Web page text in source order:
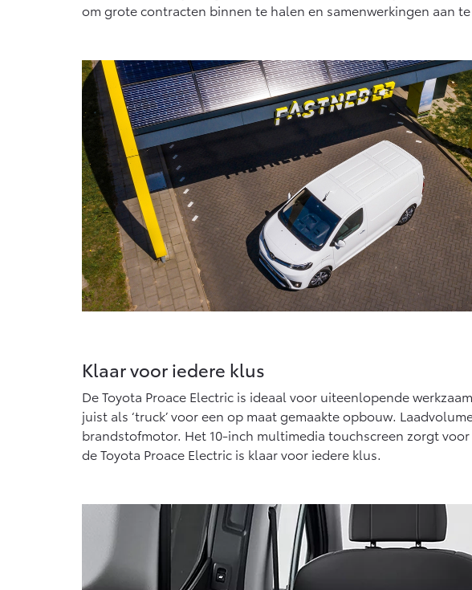
om grote contracten binnen te halen en samenwerkingen aan
Klaar voor iedere klus
De Toyota Proace Electric is ideaal voor uiteenlopende
juist als ‘truck’ voor een op maat gemaakte opbouw.
brandstofmotor. Het 10-inch multimedia touchscreen zorgt
de Toyota Proace Electric is klaar voor iedere klus.